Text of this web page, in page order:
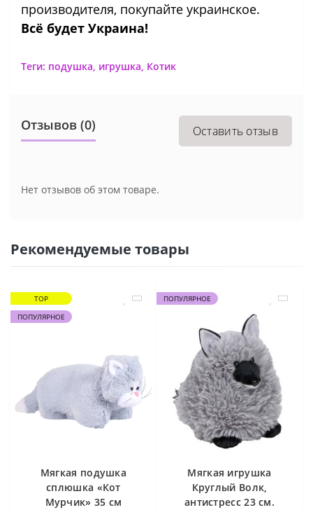
производителя, покупайте украинское.
Всё будет Украина!
Теги: подушка, игрушка, Котик
Отзывов (0) Оставить отзыв
Нет отзывов об этом товаре.
Рекомендуемые товары
TOP
ПОПУЛЯРНОЕ
Мягкая подушка
сплюшка «Кот
Мурчик» 35 см
ПОПУЛЯРНОЕ
Мягкая игрушка
Круглый Волк,
антистресс 23 см.